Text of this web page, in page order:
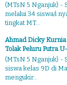
(MTsN 5 Nganjuk) -
melalui 34 siswa/i
tingkat MT...
Ahmad Dicky
Tolak Peluru Putra
(MTsN 5 Nganjuk) -
siswa kelas 9D di
mengukir...